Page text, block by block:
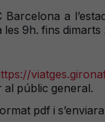
a
9h. fins
al públic general.
pdf i